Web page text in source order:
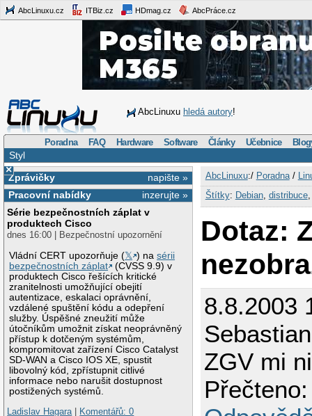
AbcLinuxu.cz ITBiz.cz HDmag.cz AbcPráce.cz
AbcLinuxu hledá autory!
Poradna FAQ Hardware Software Články Učebnice
Styl
×
napište »
Zprávičky
inzerujte »
Pracovní nabídky
Série bezpečnostních záplat v
produktech Cisco
dnes 16:00 | Bezpečnostní upozornění
Vládní CERT upozorňuje (𝕏 ) nasérii
bezpečnostních záplat
(CVSS 9.9) v
produktech Cisco řešících kritické
zranitelnosti umožňující obejití
autentizace, eskalaci oprávnění,
vzdálené spuštění kódu a odepření
služby. Úspěšné zneužití může
útočníkům umožnit získat neoprávněný
přístup k dotčeným systémům,
kompromitovat zařízení Cisco Catalyst
SD-WAN a Cisco IOS XE, spustit
libovolný kód, zpřístupnit citlivé
informace nebo narušit dostupnost
postižených systémů.
Ladislav Hagara| Komentářů: 0
AbcLinuxu:/ Poradna/
Štítky: Debian, distribuce
Dotaz:
8.8.2003
Sebastian
ZGV mi